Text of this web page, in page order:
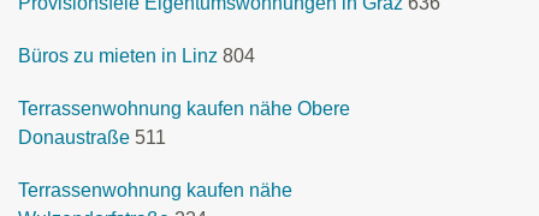
Büros zu mieten in Linz 804
Terrassenwohnung kaufen nähe Obere
Donaustraße 511
Terrassenwohnung kaufen nähe